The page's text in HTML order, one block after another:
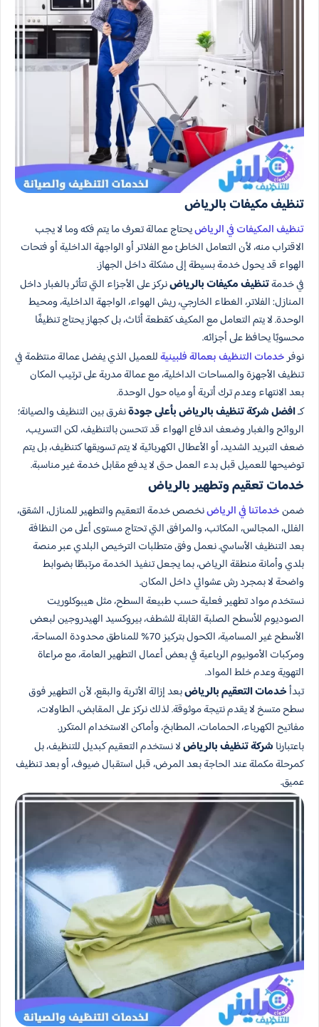
تنظيف مكيفات بالرياض
تنظيف المكيفات في الرياضيحتاج عمالة تعرف ما يتم فكه وما لا يجب
الاقتراب منه، لأن التعامل الخاطئ مع الفلاتر أو الواجهة الداخلية أو فتحات
الهواء قد يحول خدمة بسيطة إلى مشكلة داخل الجهاز.
في خدمةتنظيف مكيفات بالرياضنركز على الأجزاء التي تتأثر بالغبار داخل
المنازل: الفلاتر، الغطاء الخارجي، ريش الهواء، الواجهة الداخلية، ومحيط
الوحدة. لا يتم التعامل مع المكيف كقطعة أثاث، بل كجهاز يحتاج تنظيفًا
محسوبًا يحافظ على أجزائه.
نوفرخدمات التنظيف بعمالة فلبينيةللعميل الذي يفضل عمالة منتظمة في
تنظيف الأجهزة والمساحات الداخلية، مع عمالة مدربة على ترتيب المكان
بعد الانتهاء وعدم ترك أتربة أو مياه حول الوحدة.
كـافضل شركة تنظيف بالرياض بأعلى جودةنفرق بين التنظيف والصيانة؛
الروائح والغبار وضعف اندفاع الهواء قد تتحسن بالتنظيف، لكن التسريب،
ضعف التبريد الشديد، أو الأعطال الكهربائية لا يتم تسويقها كتنظيف، بل يتم
توضيحها للعميل قبل بدء العمل حتى لا يدفع مقابل خدمة غير مناسبة.
خدمات تعقيم وتطهير بالرياض
ضمنخدماتنا في الرياضنخصص خدمة التعقيم والتطهير للمنازل، الشقق،
الفلل، المجالس، المكاتب، والمرافق التي تحتاج مستوى أعلى من النظافة
بعد التنظيف الأساسي. نعمل وفق متطلبات الترخيص البلدي عبر منصة
بلدي وأمانة منطقة الرياض، بما يجعل تنفيذ الخدمة مرتبطًا بضوابط
واضحة لا بمجرد رش عشوائي داخل المكان.
نستخدم مواد تطهير فعلية حسب طبيعة السطح، مثل هيبوكلوريت
الصوديوم للأسطح الصلبة القابلة للشطف، بيروكسيد الهيدروجين لبعض
الأسطح غير المسامية، الكحول بتركيز 70% للمناطق محدودة المساحة،
ومركبات الأمونيوم الرباعية في بعض أعمال التطهير العامة، مع مراعاة
التهوية وعدم خلط المواد.
تبدأخدمات التعقيم بالرياضبعد إزالة الأتربة والبقع، لأن التطهير فوق
سطح متسخ لا يقدم نتيجة موثوقة. لذلك نركز على المقابض، الطاولات،
مفاتيح الكهرباء، الحمامات، المطابخ، وأماكن الاستخدام المتكرر.
باعتبارنا شركة تنظيف بالرياضلا نستخدم التعقيم كبديل للتنظيف، بل
كمرحلة مكملة عند الحاجة بعد المرض، قبل استقبال ضيوف، أو بعد تنظيف
عميق.